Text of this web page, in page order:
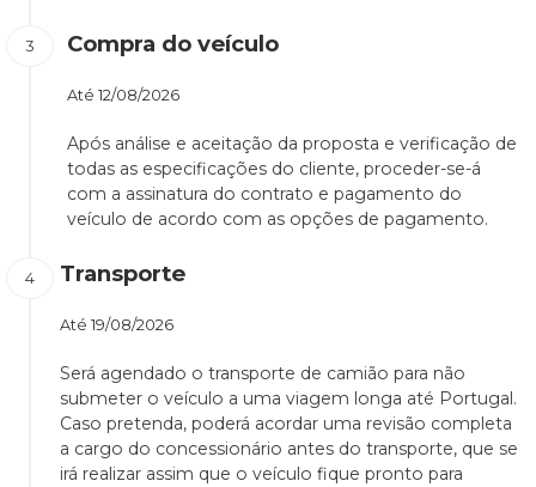
Compra do veículo
Até 12/08/2026
Após análise e aceitação da proposta e verificação de
todas as especificações do cliente, proceder-se-á
com a assinatura do contrato e pagamento do
veículo de acordo com as opções de pagamento.
Transporte
Até 19/08/2026
Será agendado o transporte de camião para não
submeter o veículo a uma viagem longa até Portugal.
Caso pretenda, poderá acordar uma revisão completa
a cargo do concessionário antes do transporte, que se
irá realizar assim que o veículo fique pronto para